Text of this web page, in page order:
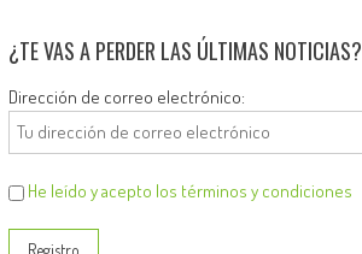
¿TE VAS A PERDER LAS ÚLTIMAS NOTICIAS?
Dirección de correo electrónico:
He leído y acepto los términos y condiciones